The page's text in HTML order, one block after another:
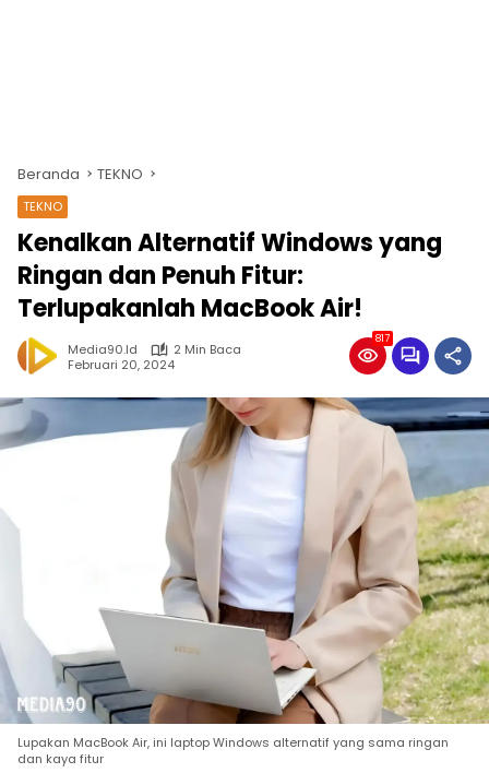
Beranda TEKNO
TEKNO
Kenalkan Alternatif Windows yang
Ringan dan Penuh Fitur:
Terlupakanlah MacBook Air!
Media90.id
2 Min Baca
Februari 20, 2024
817
Lupakan MacBook Air, ini laptop Windows alternatif yang sama ringan
dan kaya fitur